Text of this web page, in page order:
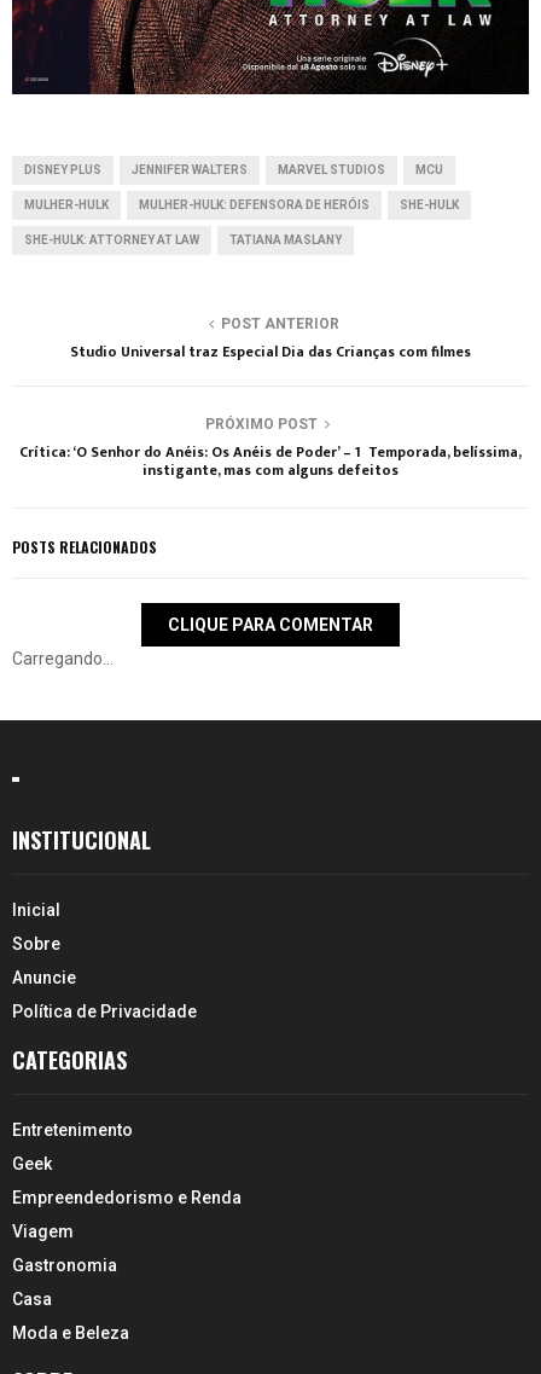
DISNEY PLUS JENNIFER WALTERS MARVEL STUDIOS MCU
MULHER-HULK MULHER-HULK: DEFENSORA DE HERÓIS SHE-HULK
SHE-HULK: ATTORNEY AT LAW TATIANA MASLANY
POST ANTERIOR
Studio Universal traz Especial Dia das Crianças com filmes
PRÓXIMO POST
Crítica: ‘O Senhor do Anéis: Os Anéis de Poder’ – 1º Temporada, belíssima,
instigante, mas com alguns defeitos
POSTS RELACIONADOS
CLIQUE PARA COMENTAR
Carregando...
INSTITUCIONAL
Inicial
Sobre
Anuncie
Política de Privacidade
CATEGORIAS
Entretenimento
Geek
Empreendedorismo e Renda
Viagem
Gastronomia
Casa
Moda e Beleza